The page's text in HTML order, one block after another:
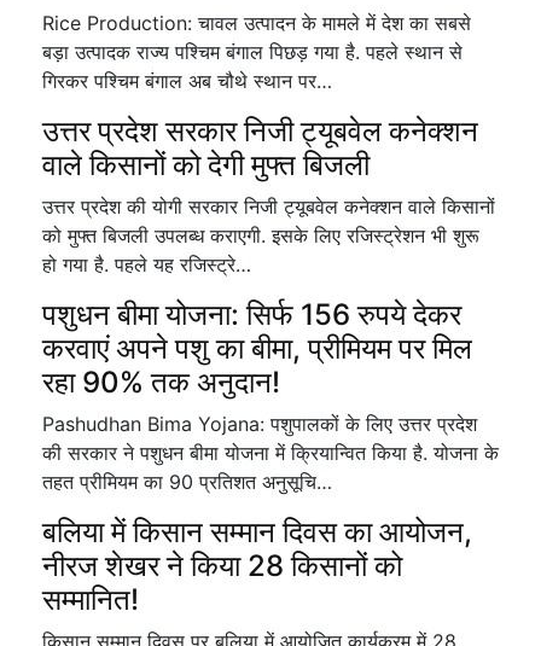
Rice Production: चावल उत्पादन के मामले में देश का सबसे
बड़ा उत्पादक राज्य पश्चिम बंगाल पिछड़ गया है. पहले स्थान से
गिरकर पश्चिम बंगाल अब चौथे स्थान पर…
उत्तर प्रदेश सरकार निजी ट्यूबवेल कनेक्शन
वाले किसानों को देगी मुफ्त बिजली
उत्तर प्रदेश की योगी सरकार निजी ट्यूबवेल कनेक्शन वाले किसानों
को मुफ्त बिजली उपलब्ध कराएगी. इसके लिए रजिस्ट्रेशन भी शुरू
हो गया है. पहले यह रजिस्ट्रे…
पशुधन बीमा योजना: सिर्फ 156 रुपये देकर
करवाएं अपने पशु का बीमा, प्रीमियम पर मिल
रहा 90% तक अनुदान!
Pashudhan Bima Yojana: पशुपालकों के लिए उत्तर प्रदेश
की सरकार ने पशुधन बीमा योजना में क्रियान्वित किया है. योजना के
तहत प्रीमियम का 90 प्रतिशत अनुसूचि…
बलिया में किसान सम्मान दिवस का आयोजन,
नीरज शेखर ने किया 28 किसानों को
सम्मानित!
किसान सम्मान दिवस पर बलिया में आयोजित कार्यक्रम में 28